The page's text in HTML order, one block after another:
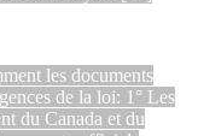
les documents
de la loi: 1° Les
du Canada et du